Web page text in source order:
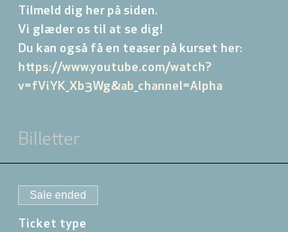
Tilmeld dig her på siden.
Vi glæder os til at se dig!
Du kan også få en teaser på kurset her:
https://www.youtube.com/watch?
v=fViYK_Xb3Wg&ab_channel=Alpha
Billetter
Sale ended
Ticket type